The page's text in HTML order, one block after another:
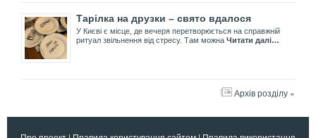
Тарілка на друзки – свято вдалося
У Києві є місце, де вечеря перетворюється на справжній
ритуал звільнення від стресу. Там можна Читати далі…
Архів розділу »